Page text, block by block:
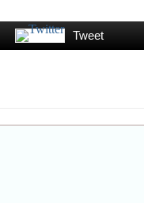
Tweet